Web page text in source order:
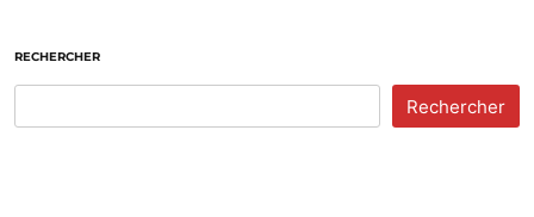
RECHERCHER
Rechercher